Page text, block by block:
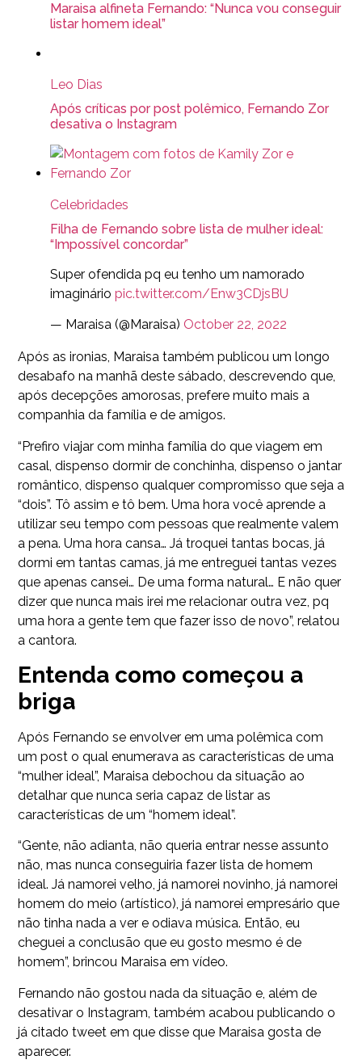
Maraisa alfineta Fernando: “Nunca vou conseguir
listar homem ideal”
Leo Dias
Após críticas por post polêmico, Fernando Zor
desativa o Instagram
Celebridades
Filha de Fernando sobre lista de mulher ideal:
“Impossível concordar”
Super ofendida pq eu tenho um namorado
imaginário pic.twitter.com/Enw3CDjsBU
— Maraisa (@Maraisa) October 22, 2022
Após as ironias, Maraisa também publicou um longo
desabafo na manhã deste sábado, descrevendo que,
após decepções amorosas, prefere muito mais a
companhia da família e de amigos.
“Prefiro viajar com minha família do que viagem em
casal, dispenso dormir de conchinha, dispenso o jantar
romântico, dispenso qualquer compromisso que seja a
“dois”. Tô assim e tô bem. Uma hora você aprende a
utilizar seu tempo com pessoas que realmente valem
a pena. Uma hora cansa… Já troquei tantas bocas, já
dormi em tantas camas, já me entreguei tantas vezes
que apenas cansei… De uma forma natural… E não quer
dizer que nunca mais irei me relacionar outra vez, pq
uma hora a gente tem que fazer isso de novo”, relatou
a cantora.
Entenda como começou a
briga
Após Fernando se envolver em uma polêmica com
um post o qual enumerava as características de uma
“mulher ideal”, Maraisa debochou da situação ao
detalhar que nunca seria capaz de listar as
características de um “homem ideal”.
“Gente, não adianta, não queria entrar nesse assunto
não, mas nunca conseguiria fazer lista de homem
ideal. Já namorei velho, já namorei novinho, já namorei
homem do meio (artístico), já namorei empresário que
não tinha nada a ver e odiava música. Então, eu
cheguei a conclusão que eu gosto mesmo é de
homem”, brincou Maraisa em vídeo.
Fernando não gostou nada da situação e, além de
desativar o Instagram, também acabou publicando o
já citado tweet em que disse que Maraisa gosta de
aparecer.